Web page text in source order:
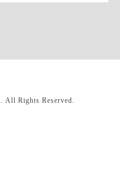
. All Rights Reserved.